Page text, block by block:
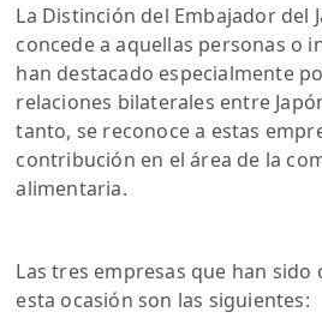
La Distinción del Embajador del
concede a aquellas personas o
han destacado especialmente
relaciones bilaterales entre
tanto, se reconoce a estas
contribución en el área de la
alimentaria.
Las tres empresas que han sido
esta ocasión son las siguientes: